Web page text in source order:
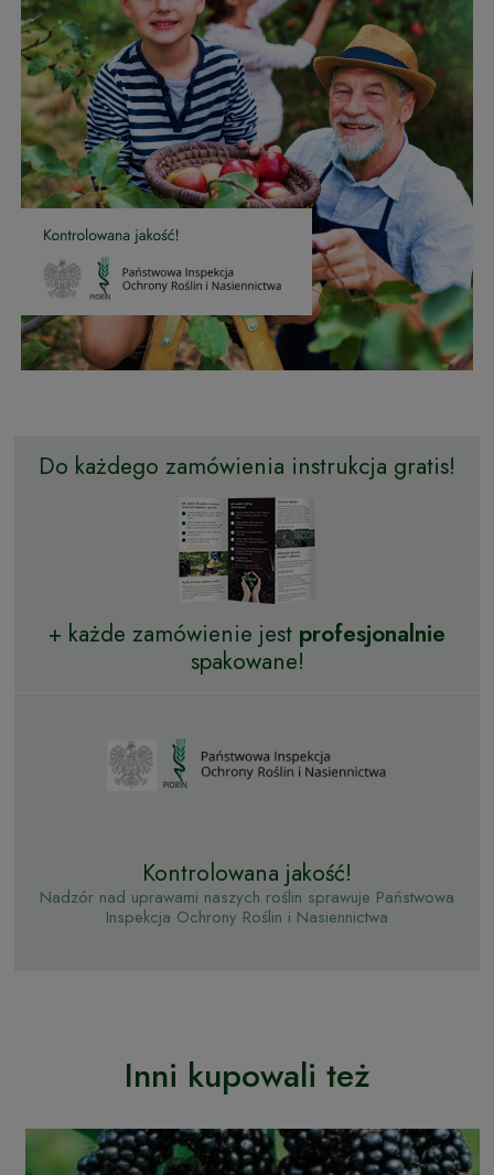
Do każdego zamówienia instrukcja gratis!
+ każde zamówienie jest profesjonalnie
spakowane!
Kontrolowana jakość!
Nadzór nad uprawami naszych roślin sprawuje Państwowa
Inspekcja Ochrony Roślin i Nasiennictwa
Inni kupowali też